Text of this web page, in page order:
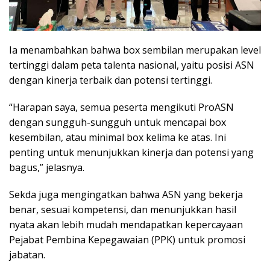
Ia menambahkan bahwa box sembilan merupakan level
tertinggi dalam peta talenta nasional, yaitu posisi ASN
dengan kinerja terbaik dan potensi tertinggi.
“Harapan saya, semua peserta mengikuti ProASN
dengan sungguh-sungguh untuk mencapai box
kesembilan, atau minimal box kelima ke atas. Ini
penting untuk menunjukkan kinerja dan potensi yang
bagus,” jelasnya.
Sekda juga mengingatkan bahwa ASN yang bekerja
benar, sesuai kompetensi, dan menunjukkan hasil
nyata akan lebih mudah mendapatkan kepercayaan
Pejabat Pembina Kepegawaian (PPK) untuk promosi
jabatan.